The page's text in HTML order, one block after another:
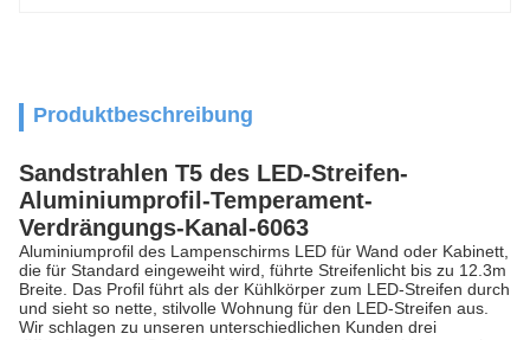
Produktbeschreibung
Sandstrahlen T5 des LED-Streifen-
Aluminiumprofil-Temperament-
Verdrängungs-Kanal-6063
Aluminiumprofil des Lampenschirms LED für Wand oder Kabinett,
die für Standard eingeweiht wird, führte Streifenlicht bis zu 12.3m
Breite. Das Profil führt als der Kühlkörper zum LED-Streifen durch
und sieht so nette, stilvolle Wohnung für den LED-Streifen aus.
Wir schlagen zu unseren unterschiedlichen Kunden drei